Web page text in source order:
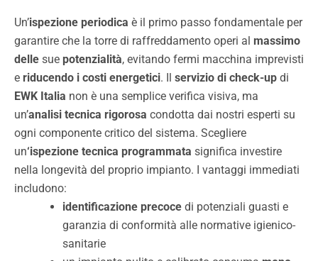
Un’ispezione periodica è il primo passo fondamentale per
garantire che la torre di raffreddamento operi al massimo
delle sue potenzialità, evitando fermi macchina imprevisti
e riducendo i costi energetici. Il servizio di check-up di
EWK Italia non è una semplice verifica visiva, ma
un’analisi tecnica rigorosa condotta dai nostri esperti su
ogni componente critico del sistema. Scegliere
un‘ispezione tecnica programmata significa investire
nella longevità del proprio impianto. I vantaggi immediati
includono:
identificazione precoce di potenziali guasti e
garanzia di conformità alle normative igienico-
sanitarie